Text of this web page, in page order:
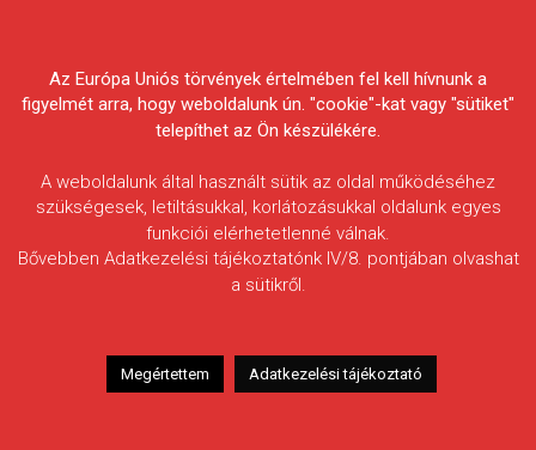
Egyesületek Szövetsége
HÍREK
Horgászok mentik a Száraz-ér
2011.07.26. morneo.it
Az Európa Uniós törvények értelmében fel kell hívnunk a
figyelmét arra, hogy weboldalunk ún. "cookie"-kat vagy "sütiket"
telepíthet az Ön készülékére.
A weboldalunk által használt sütik az oldal működéséhez
szükségesek, letiltásukkal, korlátozásukkal oldalunk egyes
funkciói elérhetetlenné válnak.
Bővebben Adatkezelési tájékoztatónk IV/8. pontjában olvashat
a sütikről.
Megértettem Adatkezelési tájékoztató